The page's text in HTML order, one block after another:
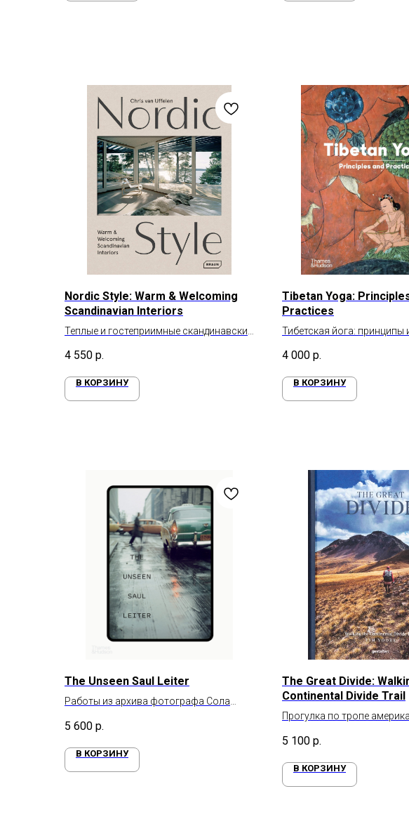
Nordic Style: Warm & Welcoming
Scandinavian Interiors
Теплые и гостеприимные скандинавские
4 550 р.
В КОРЗИНУ
Tibetan Yoga:
Practices
Тибетская йога: принципы
4 000 р.
В КОРЗИНУ
The Unseen Saul Leiter
Работы из архива фотографа Сола
5 600 р.
В КОРЗИНУ
The Great Divide:
Continental Divide Trail
Прогулка по тропе
5 100 р.
В КОРЗИНУ